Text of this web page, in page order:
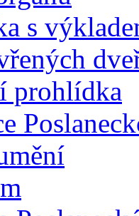
s
prohlídka